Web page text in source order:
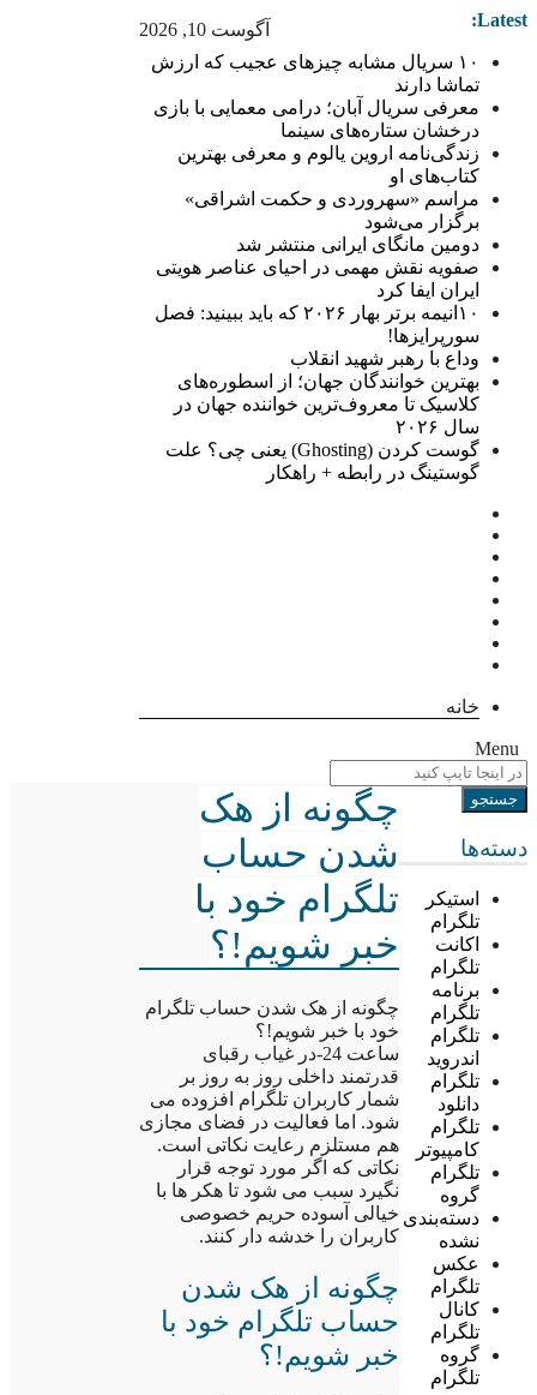
آگوست 10, 2026 Latest:
۱۰ سریال مشابه چیزهای عجیب که ارزش
تماشا دارند
معرفی سریال آبان؛ درامی معمایی با بازی
درخشان ستاره‌های سینما
زندگی‌نامه اروین یالوم و معرفی بهترین
کتاب‌های او
مراسم «سهروردی و حکمت اشراقی»
برگزار می‌شود
دومین مانگای ایرانی منتشر شد
صفویه نقش مهمی در احیای عناصر هویتی
ایران ایفا کرد
۱۰انیمه برتر بهار ۲۰۲۶ که باید ببینید: فصل
سورپرایزها!
وداع با رهبر شهید انقلاب
بهترین خوانندگان جهان؛ از اسطوره‌های
کلاسیک تا معروف‌ترین خواننده جهان در
سال ۲۰۲۶
گوست کردن (Ghosting) یعنی چی؟ علت
گوستینگ در رابطه + راهکار
خانه
Menu
دسته‌ها
استیکر
تلگرام
اکانت
تلگرام
برنامه
تلگرام
تلگرام
اندروید
تلگرام
دانلود
تلگرام
کامپیوتر
تلگرام
گروه
دسته‌بندی
نشده
عکس
تلگرام
کانال
تلگرام
گروه
تلگرام
چگونه از هک
شدن حساب
تلگرام خود با
خبر شویم!؟
چگونه از هک شدن حساب تلگرام
خود با خبر شویم!؟
ساعت 24-در غیاب رقبای
قدرتمند داخلی روز به روز بر
شمار کاربران تلگرام افزوده می
شود. اما فعالیت در فضای مجازی
هم مستلزم رعایت نکاتی است.
نکاتی که اگر مورد توجه قرار
نگیرد سبب می شود تا هکر ها با
خیالی آسوده حریم خصوصی
کاربران را خدشه دار کنند.
چگونه از هک شدن
حساب تلگرام خود با
خبر شویم!؟